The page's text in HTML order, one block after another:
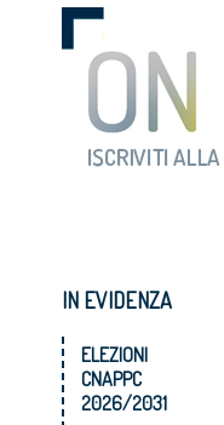
IN EVIDENZA
ELEZIONI
CNAPPC
2026/2031